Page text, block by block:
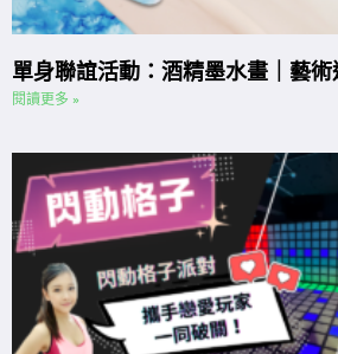
單身聯誼活動：酒精墨水畫｜藝
閱讀更多 »